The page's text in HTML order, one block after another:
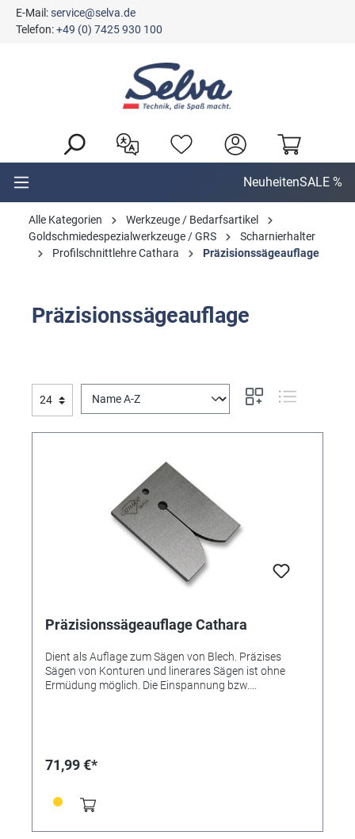
springen
E-Mail:service@selva.de
Telefon:+49 (0) 7425 930 100
NeuheitenSALE %
Alle Kategorien
Werkzeuge / Bedarfsartikel
Goldschmiedespezialwerkzeuge / GRS
Scharnierhalter
Profilschnittlehre Cathara
Präzisionssägeauflage
Präzisionssägeauflage
Präzisionssägeauflage Cathara
Dient als Auflage zum Sägen von Blech. Präzises
Sägen von Konturen und linerares Sägen ist ohne
Ermüdung möglich. Die Einspannung bzw.
71,99 €*